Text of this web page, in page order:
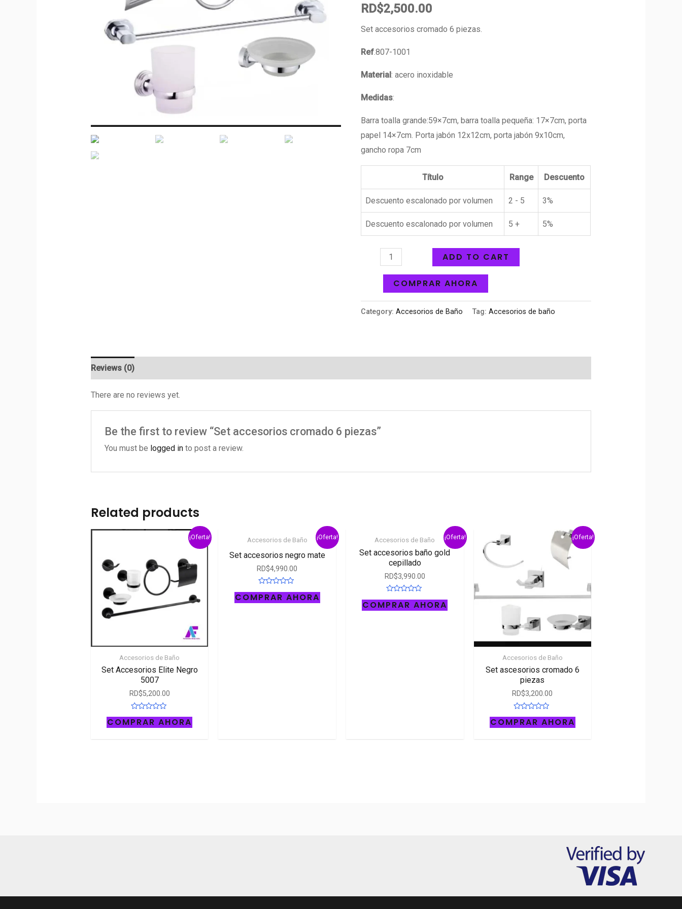
RD$2,500.00
Set accesorios cromado 6 piezas.
Ref.807-1001
Material: acero inoxidable
Medidas:
Barra toalla grande:59×7cm, barra toalla pequeña: 17×7cm, porta
papel 14×7cm. Porta jabón 12x12cm, porta jabón 9x10cm,
gancho ropa 7cm
Título Range Descuento
Descuento escalonado por volumen 2 - 5 3%
Descuento escalonado por volumen 5 + 5%
ADD TO CART
COMPRAR AHORA
Category:Accesorios de Baño Tag:Accesorios de baño
Reviews (0)
There are no reviews yet.
Be the first to review “Set accesorios cromado 6 piezas”
You must be logged in to post a review.
Related products
¡Oferta!
Accesorios de Baño
Set Accesorios Elite Negro
5007
RD$5,200.00
Rated
0
out
COMPRAR AHORA
¡Oferta!
Accesorios de Baño
Set accesorios negro mate
RD$4,990.00
Rated
0
out
COMPRAR AHORA
¡Oferta!
Accesorios de Baño
Set accesorios baño gold
cepillado
RD$3,990.00
Rated
0
out
COMPRAR AHORA
¡Oferta!
Accesorios de Baño
Set ascesorios cromado 6
piezas
RD$3,200.00
Rated
0
out
COMPRAR AHORA